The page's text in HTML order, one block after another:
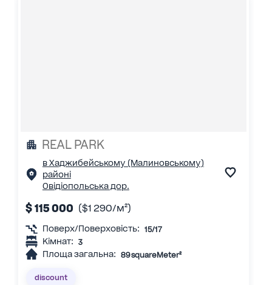
REAL PARK
в Хаджибейському (Малиновському)
районі
Овідіопольська дор.
$ 115 000 ($1 290/м²)
Поверх/Поверховість: 15/17
Кімнат: 3
Площа загальна: 89 squareMeter²
discount